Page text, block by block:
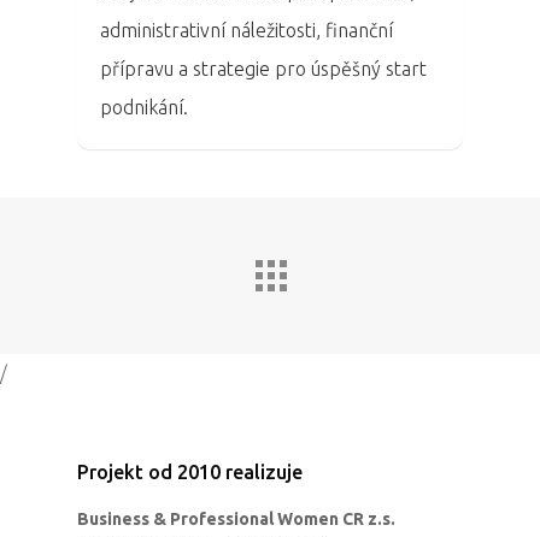
administrativní náležitosti, finanční
přípravu a strategie pro úspěšný start
podnikání.
/
Projekt od 2010 realizuje
Business & Professional Women CR z.s.